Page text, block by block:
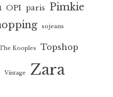
OPI paris Pimkie
sojeans
Kooples Topshop
Vintage Zara